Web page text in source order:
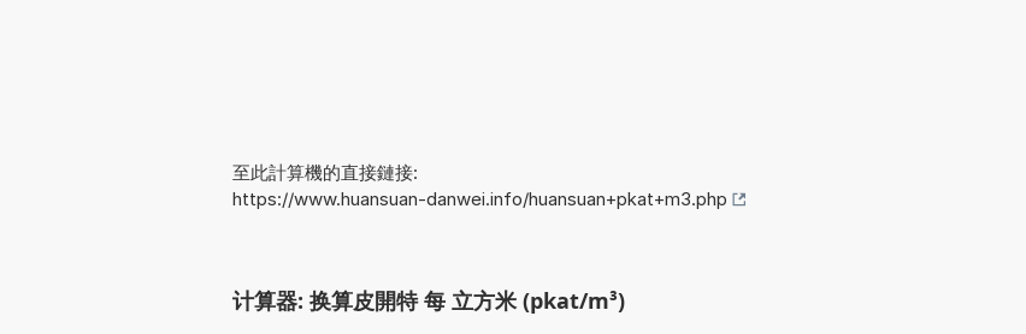
至此計算機的直接鏈接:
https://www.huansuan-danwei.info/huansuan+pkat+m3.php
计算器: 换算皮開特 每 立方米 (pkat/m³)